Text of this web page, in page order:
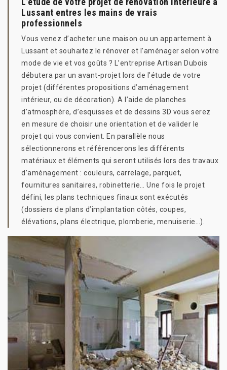
Lussant entres les mains de vrais
professionnels
Vous venez d’acheter une maison ou un appartement à
Lussant et souhaitez le rénover et l’aménager selon votre
mode de vie et vos goûts ? L’entreprise Artisan Dubois
débutera par un avant-projet lors de l’étude de votre
projet (différentes propositions d’aménagement
intérieur, ou de décoration). A l’aide de planches
d’atmosphère, d’esquisses et de dessins 3D vous serez
en mesure de choisir une orientation et de valider le
projet qui vous convient. En parallèle nous
sélectionnerons et référencerons les différents
matériaux et éléments qui seront utilisés lors des travaux
d’aménagement : couleurs, carrelage, parquet,
fournitures sanitaires, robinetterie… Une fois le projet
défini, les plans techniques finaux sont exécutés
(dossiers de plans d’implantation côtés, coupes,
élévations, plans électrique, plomberie, menuiserie…).